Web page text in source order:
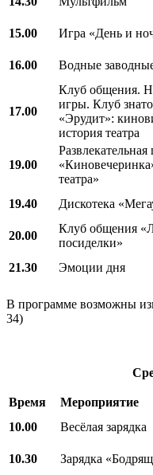
15.00
Игра «День и
16.00
Водные
17.00
Клуб общения.
игры. Клуб
«Эрудит»:
история театра
19.00
театра»
19.40 Дискотека
20.00
Клуб общения
посиделки»
21.30
Эмоции дня
В программе возможны
34)
Время Мероприятие
10.00
Весёлая зарядка
10.30
Зарядка